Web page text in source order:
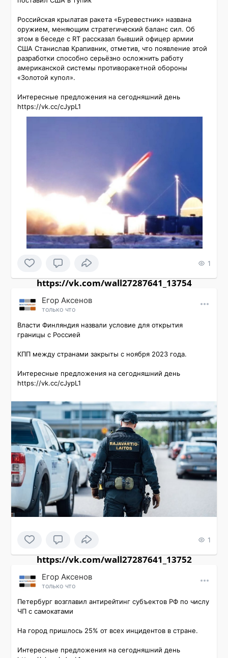
Российская крылатая ракета «Буревестник» названа
оружием, меняющим стратегический баланс сил. Об
этом в беседе с RT рассказал бывший офицер армии
США Станислав Крапивник, отметив, что появление этой
разработки способно серьёзно осложнить работу
американской системы противоракетной обороны
«Золотой купол».
Интересные предложения на сегодняшний день
https://vk.cc/cJypL1
1
https://vk.com/wall27287641_13754
Εгор Αксенов
только что
Власти Финляндия назвали условие для открытия
границы с Россией
КПП между странами закрыты с ноября 2023 года.
Интересные предложения на сегодняшний день
https://vk.cc/cJypL1
1
https://vk.com/wall27287641_13752
Εгор Αксенов
только что
Петербург возглавил антирейтинг субъектов РФ по числу
ЧП с самокатами
На город пришлось 25% от всех инцидентов в стране.
Интересные предложения на сегодняшний день